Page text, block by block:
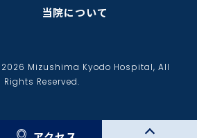
当院について
Mizushima Kyodo Hospital, All
Rights Reserved.